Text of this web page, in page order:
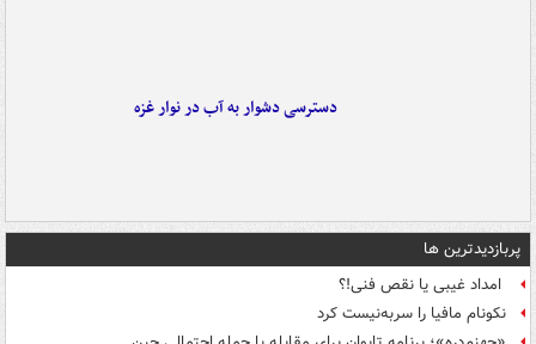
دسترسی دشوار به آب در نوار غزه
پربازدیدترین ها
امداد غیبی یا نقص فنی!؟
نکونام مافیا را سربه‌نیست کرد